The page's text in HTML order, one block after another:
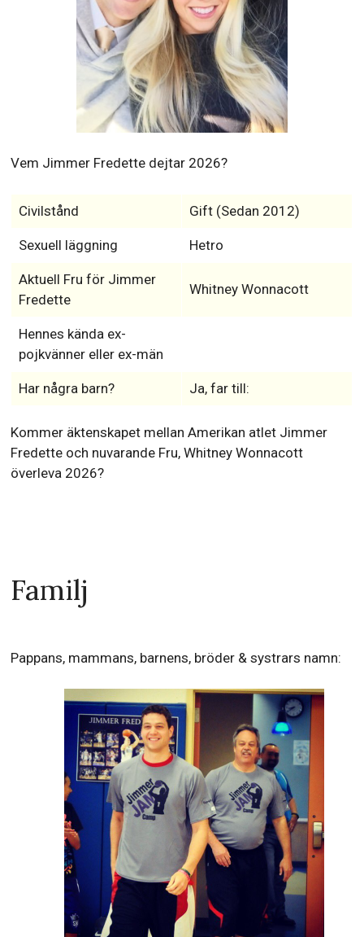
Vem Jimmer Fredette dejtar 2026?
Civilstånd Gift (Sedan 2012)
Sexuell läggning Hetro
Aktuell Fru för Jimmer
Fredette
Whitney Wonnacott
Hennes kända ex-
pojkvänner eller ex-män
Har några barn? Ja, far till:
Kommer äktenskapet mellan Amerikan atlet Jimmer
Fredette och nuvarande Fru, Whitney Wonnacott
överleva 2026?
Familj
Pappans, mammans, barnens, bröder & systrars namn: